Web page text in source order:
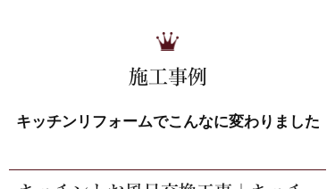
施工事例
キッチンリフォームでこんなに変わりました